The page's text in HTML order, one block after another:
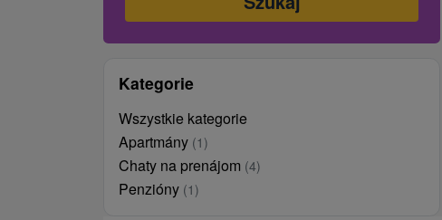
Kategorie
Wszystkie kategorie
Apartmány (1)
Chaty na prenájom (4)
Penzióny (1)